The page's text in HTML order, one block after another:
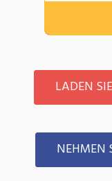
LADEN
NEHMEN